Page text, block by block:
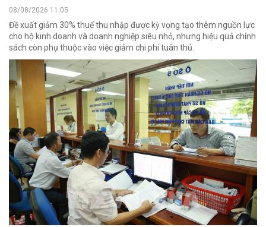
08/08/2026 11:05
Đề xuất giảm 30% thuế thu nhập được kỳ vọng tạo thêm nguồn lực
cho hộ kinh doanh và doanh nghiệp siêu nhỏ, nhưng hiệu quả chính
sách còn phụ thuộc vào việc giảm chi phí tuân thủ.